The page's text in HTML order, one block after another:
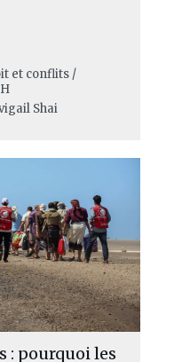
et conflits /
Shai
: pourquoi les